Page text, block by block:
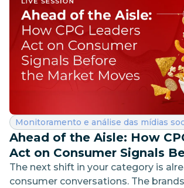
Categoria:
Monitoramento e análise das mídias
Ahead of the Aisle: How
Act on Consumer Signals
Market Moves
The next shift in your category is
consumer conversations. The